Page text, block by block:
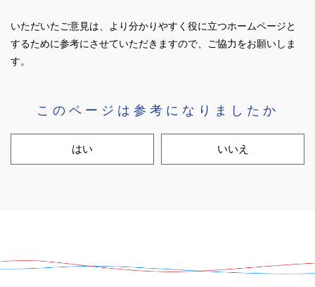
いただいたご意見は、より分かりやすく役に立つホームページと
するために参考にさせていただきますので、ご協力をお願いしま
す。
このページは参考になりましたか
はい いいえ